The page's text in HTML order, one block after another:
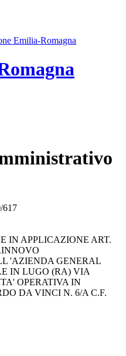
617
IN APPLICAZIONE ART.
'AZIENDA GENERAL
IN LUGO (RA) VIA
OPERATIVA IN
DA VINCI N. 6/A C.F.